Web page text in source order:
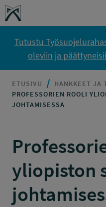
Siirry sisältöön
Työsuojelurahasto
Tutustu
oleviin ja
ETUSIVU
HANKKEET JA
PROFESSORIEN ROOLI
JOHTAMISESSA
yliopiston